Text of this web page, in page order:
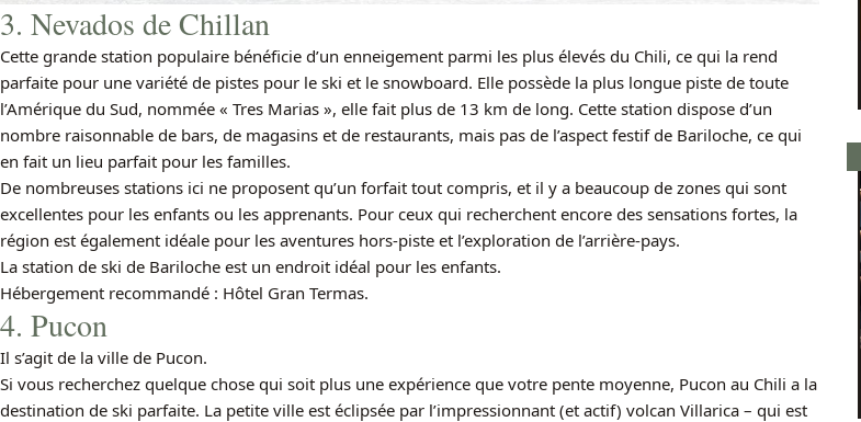
3. Nevados de Chillan
Cette grande station populaire bénéficie d’un enneigement parmi les plus élevés du Chili, ce qui la rend
parfaite pour une variété de pistes pour le ski et le snowboard. Elle possède la plus longue piste de toute
l’Amérique du Sud, nommée « Tres Marias », elle fait plus de 13 km de long. Cette station dispose d’un
nombre raisonnable de bars, de magasins et de restaurants, mais pas de l’aspect festif de Bariloche, ce qui
en fait un lieu parfait pour les familles.
De nombreuses stations ici ne proposent qu’un forfait tout compris, et il y a beaucoup de zones qui sont
excellentes pour les enfants ou les apprenants. Pour ceux qui recherchent encore des sensations fortes, la
région est également idéale pour les aventures hors-piste et l’exploration de l’arrière-pays.
La station de ski de Bariloche est un endroit idéal pour les enfants.
Hébergement recommandé : Hôtel Gran Termas.
4. Pucon
Il s’agit de la ville de Pucon.
Si vous recherchez quelque chose qui soit plus une expérience que votre pente moyenne, Pucon au Chili a la
destination de ski parfaite. La petite ville est éclipsée par l’impressionnant (et actif) volcan Villarica – qui est